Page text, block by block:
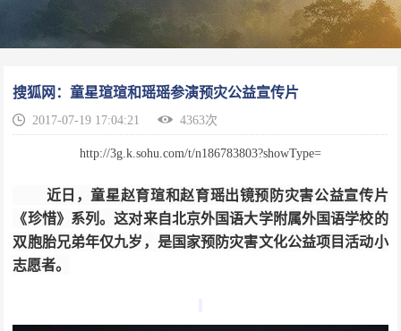
搜狐网：童星瑄瑄和瑶瑶参演预灾公益宣传片
2017-07-19 17:04:21 4363次
http://3g.k.sohu.com/t/n186783803?showType=
近日，童星赵育瑄和赵育瑶出镜预防灾害公益宣传片
《珍惜》系列。这对来自北京外国语大学附属外国语学校的
双胞胎兄弟年仅九岁，是国家预防灾害文化公益项目活动小
志愿者。